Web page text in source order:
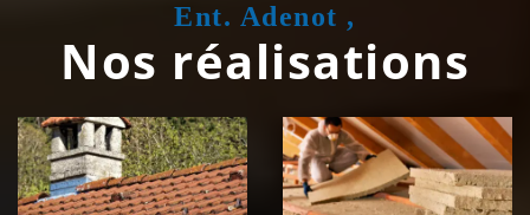
Ent. Adenot ,
Nos réalisations
Couvreur
zingueur 39
Jura
Isolation de
toiture 39
Jura